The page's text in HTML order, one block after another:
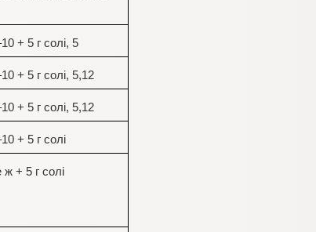
+ 5 г солі, 5
+ 5 г солі, 5,12
+ 5 г солі, 5,12
+ 5 г солі
ж + 5 г солі